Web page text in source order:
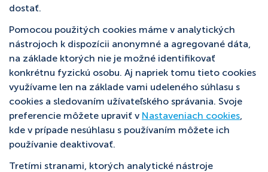
dostať.
Pomocou použitých cookies máme v analytických
nástrojoch k dispozícii anonymné a agregované dáta,
na základe ktorých nie je možné identifikovať
konkrétnu fyzickú osobu. Aj napriek tomu tieto cookies
využívame len na základe vami udeleného súhlasu s
cookies a sledovaním užívateľského správania. Svoje
preferencie môžete upraviť v Nastaveniach cookies,
kde v prípade nesúhlasu s používaním môžete ich
používanie deaktivovať.
Tretími stranami, ktorých analytické nástroje